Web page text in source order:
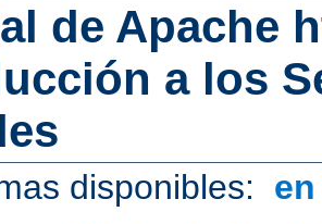
de Apache
a los
disponibles: